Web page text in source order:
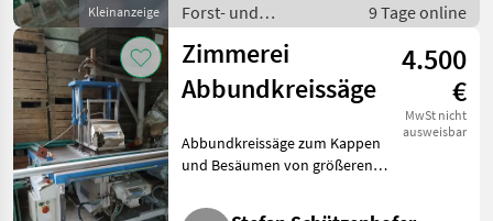
Kleinanzeige
Forst- und
Holztechnik /
Kreissägen
9 Tage online
Zimmerei
Abbundkreissäge
4.500
€
MwSt nicht
ausweisbar
Abbundkreissäge zum Kappen
und Besäumen von größeren
Holztechnik Kreissägen